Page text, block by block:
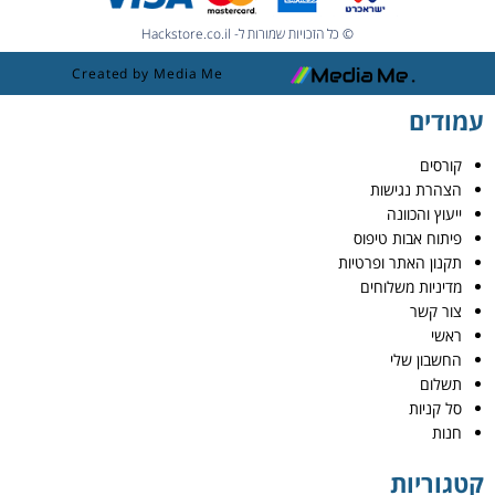
© כל הזכויות שמורות ל- Hackstore.co.il
Created by Media Me
עמודים
קורסים
הצהרת נגישות
ייעוץ והכוונה
פיתוח אבות טיפוס
תקנון האתר ופרטיות
מדיניות משלוחים
צור קשר
ראשי
החשבון שלי
תשלום
סל קניות
חנות
קטגוריות